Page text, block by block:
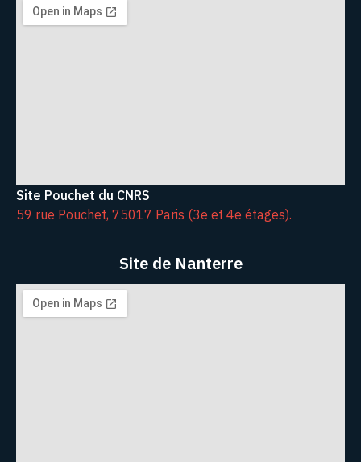
Site Pouchet du CNRS
59 rue Pouchet, 75017 Paris (3e et 4e étages).
Site de Nanterre